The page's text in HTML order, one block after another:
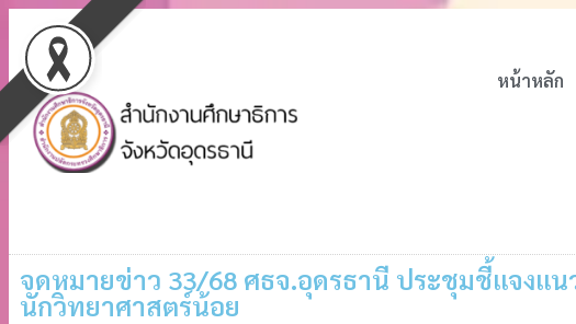
หน้าหลัก
จดหมายข่าว 33/68 ศธจ.อุดรธานี ประชุมชี้แจงแ
นักวิทยาศาสตร์น้อย